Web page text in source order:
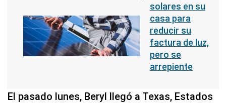
solares en su
casa para
reducir su
factura de luz,
pero se
arrepiente
El pasado lunes, Beryl llegó a Texas, Estados